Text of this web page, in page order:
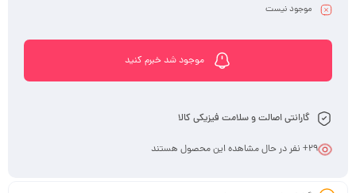
موجود نیست
موجود شد خبرم کنید
گارانتی اصالت و سلامت فیزیکی کالا
29+ نفر در حال مشاهده این محصول هستند